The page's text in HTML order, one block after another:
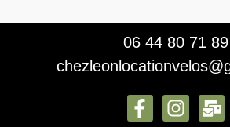
06 44 80 71 89